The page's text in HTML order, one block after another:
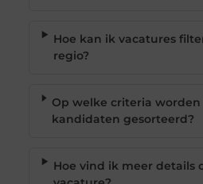
Hoe kan ik vacatures
regio?
Op welke criteria worden
kandidaten gesorteerd?
Hoe vind ik meer details